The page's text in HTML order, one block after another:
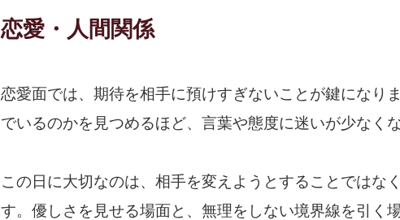
恋愛・人間関係
恋愛面では、期待を相手に預けすぎないことが鍵になり
でいるのかを見つめるほど、言葉や態度に迷いが少なくな
この日に大切なのは、相手を変えようとすることではな
す。優しさを見せる場面と、無理をしない境界線を引く